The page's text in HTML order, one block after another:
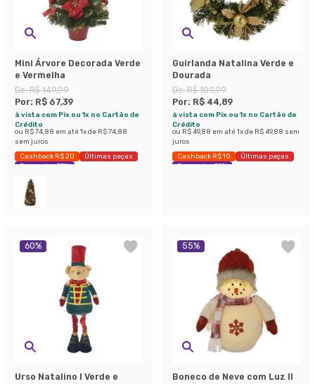
Mini Árvore Decorada Verde
e Vermelha
De:R$ 149,99
Por: R$ 67,39
à vista com Pix ou 1x no Cartão de
Crédito
ou R$ 74,88 em até1x de R$ 74,88
sem juros
Cashback R$ 20
Últimas peças
Economize 55%
Guirlanda Natalina Verde e
Dourada
De:R$ 109,99
Por: R$ 44,89
à vista com Pix ou 1x no Cartão de
Crédito
ou R$ 49,88 em até1x de R$ 49,88 sem
juros
Cashback R$ 10
Últimas peças
Economize 59%
60%
Urso Natalino I Verde e
55%
Boneco de Neve com Luz II